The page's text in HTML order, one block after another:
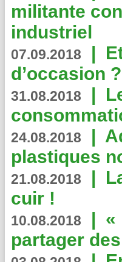
militante
industriel
07.09.2018 |
d’occasion ?
31.08.2018 |
24.08.2018 |
plastiques
21.08.2018 |
cuir !
10.08.2018 | «
partager